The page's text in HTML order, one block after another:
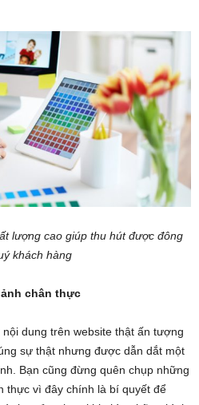
lượng cao giúp thu hút được đông
khách hàng
chân thực
dung trên website thật ấn tượng
sự thật nhưng được dẫn dắt một
Bạn cũng đừng quên chụp những
thực vì đây chính là bí quyết để